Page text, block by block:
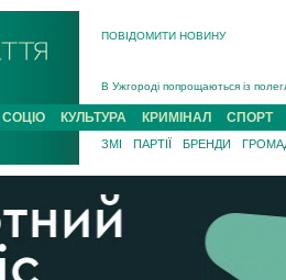
ПОВІДОМИТИ НОВИНУ
В Ужгороді попрощаються із
В Ужгороді 5 серпня
Підтвердили загибель
На війні з рф поліг військовий з
На Хустщині внаслідок ДТП за
Інструктора районного ТЦК на
СОЦІО КУЛЬТУРА КРИМІНАЛ СПОРТ
ЗМІ ПАРТІЇ БРЕНДИ